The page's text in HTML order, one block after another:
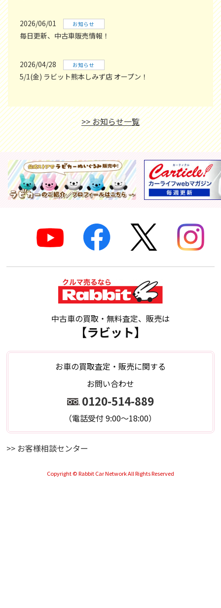
2026/06/01 お知らせ
毎日更新、中古車販売情報！
2026/04/28 お知らせ
5/1(金) ラビット熊本しみず店 オープン！
>> お知らせ一覧
中古車の買取・無料査定、販売は
【ラビット】
お車の買取査定・販売に関する
お問い合わせ
0120-514-889
（電話受付 9:00～18:00）
>> お客様相談センター
Copyright © Rabbit Car Network All Rights Reserved